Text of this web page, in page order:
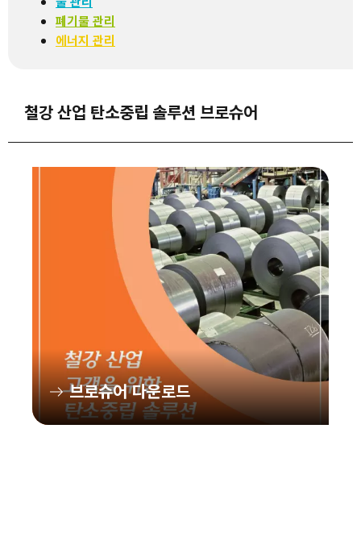
폐기물 관리
에너지 관리
철강 산업 탄소중립 솔루션 브로슈어
브로슈어 다운로드